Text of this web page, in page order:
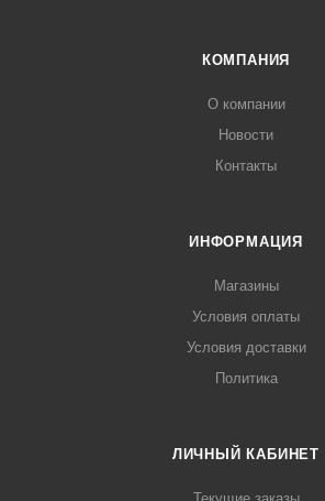
КОМПАНИЯ
О компании
Новости
Контакты
ИНФОРМАЦИЯ
Магазины
Условия оплаты
Условия доставки
Политика
ЛИЧНЫЙ КАБИНЕТ